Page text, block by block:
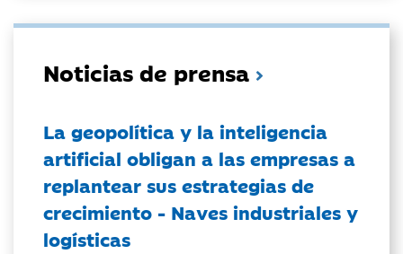
Noticias de prensa
La geopolítica y la inteligencia
artificial obligan a las empresas a
replantear sus estrategias de
crecimiento - Naves industriales y
logísticas